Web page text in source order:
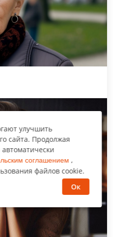
улучшить
сайта. Продолжая
соглашением ,
файлов cookie.
Ок